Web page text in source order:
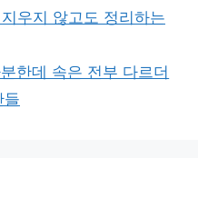
우지 않고도 정리하는
한데 속은 전부 다르더
들